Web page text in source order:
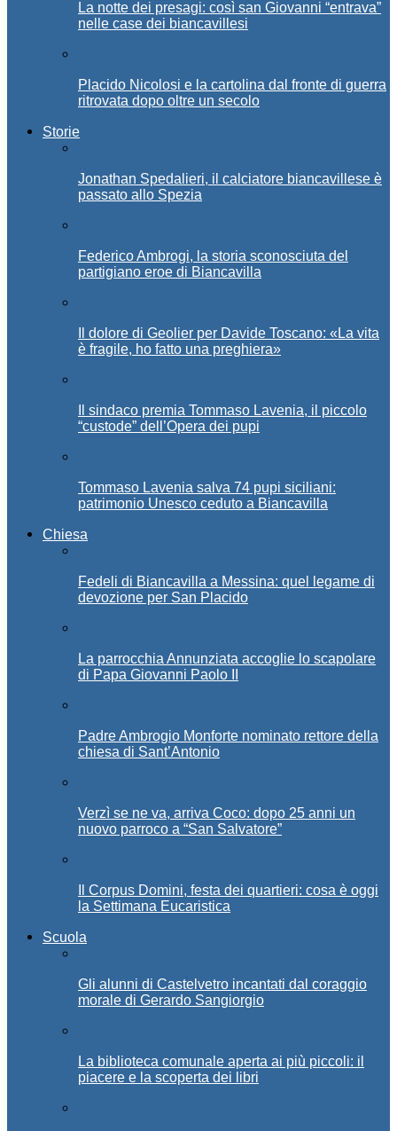
La notte dei presagi: così san Giovanni “entrava”
nelle case dei biancavillesi
Placido Nicolosi e la cartolina dal fronte di guerra
ritrovata dopo oltre un secolo
Storie
Jonathan Spedalieri, il calciatore biancavillese è
passato allo Spezia
Federico Ambrogi, la storia sconosciuta del
partigiano eroe di Biancavilla
Il dolore di Geolier per Davide Toscano: «La vita
è fragile, ho fatto una preghiera»
Il sindaco premia Tommaso Lavenia, il piccolo
“custode” dell’Opera dei pupi
Tommaso Lavenia salva 74 pupi siciliani:
patrimonio Unesco ceduto a Biancavilla
Chiesa
Fedeli di Biancavilla a Messina: quel legame di
devozione per San Placido
La parrocchia Annunziata accoglie lo scapolare
di Papa Giovanni Paolo II
Padre Ambrogio Monforte nominato rettore della
chiesa di Sant’Antonio
Verzì se ne va, arriva Coco: dopo 25 anni un
nuovo parroco a “San Salvatore”
Il Corpus Domini, festa dei quartieri: cosa è oggi
la Settimana Eucaristica
Scuola
Gli alunni di Castelvetro incantati dal coraggio
morale di Gerardo Sangiorgio
La biblioteca comunale aperta ai più piccoli: il
piacere e la scoperta dei libri